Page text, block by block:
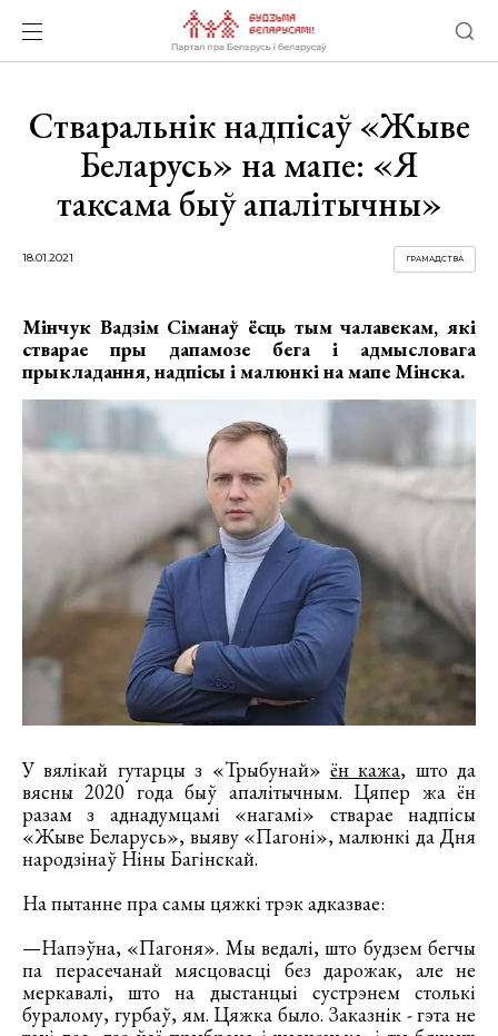
Стваральнік надпісаў «Жыве
Беларусь» на мапе: «Я
таксама быў апалітычны»
18.01.2021 ГРАМАДСТВА
Мінчук Вадзім Сіманаў ёсць тым чалавекам, які
стварае пры дапамозе бега і адмысловага
прыкладання, надпісы і малюнкі на мапе Мінска.
У вялікай гутарцы з «Трыбунай» ён кажа, што да
вясны 2020 года быў апалітычным. Цяпер жа ён
разам з аднадумцамі «нагамі» стварае надпісы
«Жыве Беларусь», выяву «Пагоні», малюнкі да Дня
народзінаў Ніны Багінскай.
На пытанне пра самы цяжкі трэк адказвае:
—Напэўна, «Пагоня». Мы ведалі, што будзем бегчы
па перасечанай мясцовасці без дарожак, але не
меркавалі, што на дыстанцыі сустрэнем столькі
буралому, гурбаў, ям. Цяжка было. Заказнік - гэта не